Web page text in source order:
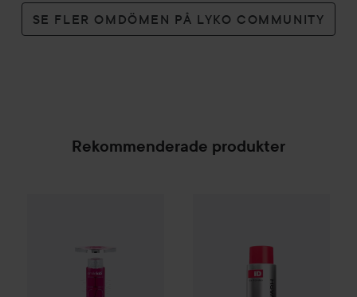
SE FLER OMDÖMEN PÅ LYKO COMMUNITY
Rekommenderade produkter